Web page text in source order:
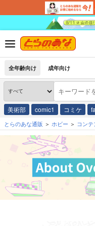
全年齢向け 成年向け
美術部 comic1 コミケ
とらのあな通販 ホビー コン